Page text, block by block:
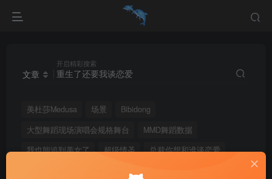
文章
开启精彩搜索
美杜莎Medusa 场景
Bibidong
大型舞蹈现场演唱会规格舞台
MMD舞蹈数据
我也能追到美女了
超级情圣
总裁你想和谁谈恋爱